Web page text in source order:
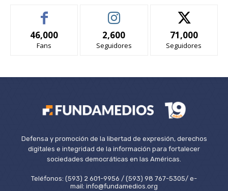
46,000
Fans
2,600
Seguidores
71,000
Seguidores
Defensa y promoción de la libertad de expresión, derechos
digitales e integridad de la información para fortalecer
sociedades democráticas en las Américas.
Teléfonos: (593) 2 601-9956 / (593) 98 767-5305/ e-
mail: info@fundamedios.org